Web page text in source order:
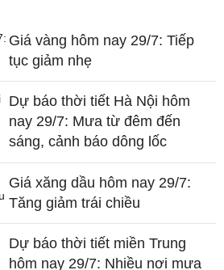
Giá vàng hôm nay 29/7: Tiếp
tục giảm nhẹ
Dự báo thời tiết Hà Nội hôm
nay 29/7: Mưa từ đêm đến
sáng, cảnh báo dông lốc
Giá xăng dầu hôm nay 29/7:
Tăng giảm trái chiều
Dự báo thời tiết miền Trung
hôm nay 29/7: Nhiều nơi mưa